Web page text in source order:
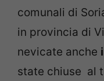
comunali di
in provincia di
nevicate anche
state chiuse al